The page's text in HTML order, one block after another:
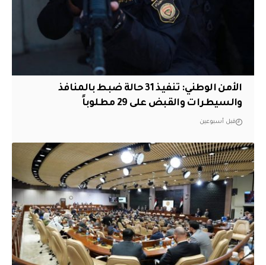
الأمن الوطني: تنفيذ 31 حالة ضبط بالمنافذ
والسيطرات والقبض على 29 مطلوباً
قبل أسبوعين